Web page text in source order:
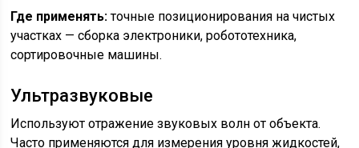
Где применять:точные позиционирования на чистых
участках — сборка электроники, робототехника,
сортировочные машины.
Ультразвуковые
Используют отражение звуковых волн от объекта.
Часто применяются для измерения уровня жидкостей,